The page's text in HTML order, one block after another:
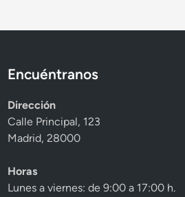
Encuéntranos
Dirección
Calle Principal, 123
Madrid, 28000
Horas
Lunes a viernes: de 9:00 a 17:00 h.